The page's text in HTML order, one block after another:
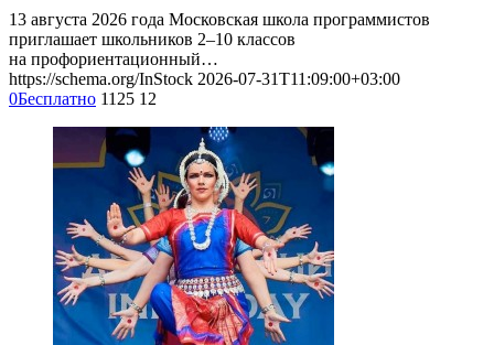
13 августа 2026 года Московская школа программистов
приглашает школьников 2–10 классов
на профориентационный…
https://schema.org/InStock 2026-07-31T11:09:00+03:00
0Бесплатно 1125 12